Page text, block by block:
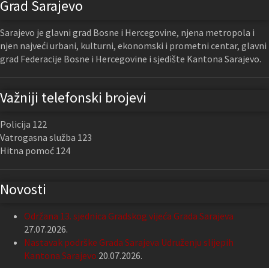
Grad Sarajevo
Sarajevo je glavni grad Bosne i Hercegovine, njena metropola i
njen najveći urbani, kulturni, ekonomski i prometni centar, glavni
grad Federacije Bosne i Hercegovine i sjedište Kantona Sarajevo.
Važniji telefonski brojevi
Policija 122
Vatrogasna služba 123
Hitna pomoć 124
Novosti
Održana 13. sjednica Gradskog vijeća Grada Sarajeva
27.07.2026.
Nastavak podrške Grada Sarajeva Udruženju slijepih
Kantona Sarajevo 20.07.2026.